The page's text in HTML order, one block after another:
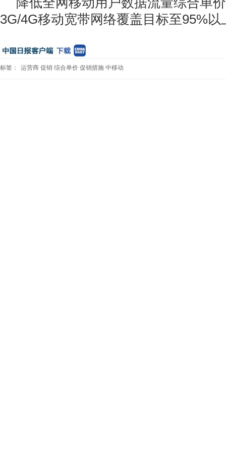
3G/4G移动宽带网络覆盖目标至95%以
标签： 运营商 促销 综合单价 促销措施 中移动